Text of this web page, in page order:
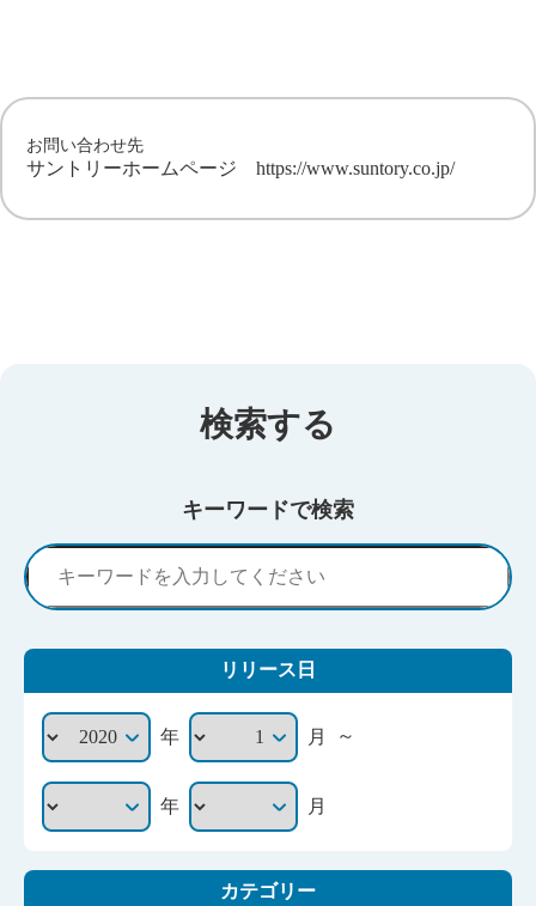
お問い合わせ先
サントリーホームページ https://www.suntory.co.jp/
検索する
キーワードで検索
リリース日
年 月 ～
年 月
カテゴリー